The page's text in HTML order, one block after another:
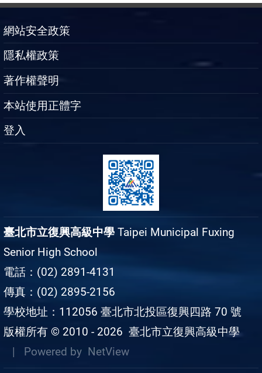
網站安全政策
隱私權政策
著作權聲明
本站使用正體字
登入
臺北市立復興高級中學 Taipei Municipal Fuxing
Senior High School
電話：(02) 2891-4131
傳真：(02) 2895-2156
學校地址：112056 臺北市北投區復興四路 70 號
版權所有 © 2010 - 2026 臺北市立復興高級中學
| Powered by NetView